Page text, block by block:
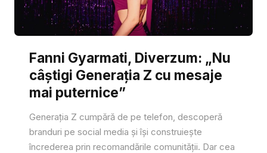
Fanni Gyarmati, Diverzum: „Nu
câștigi Generația Z cu mesaje
mai puternice”
Generația Z cumpără de pe telefon, descoperă
branduri pe social media și își construiește
încrederea prin recomandările comunității. Dar cea